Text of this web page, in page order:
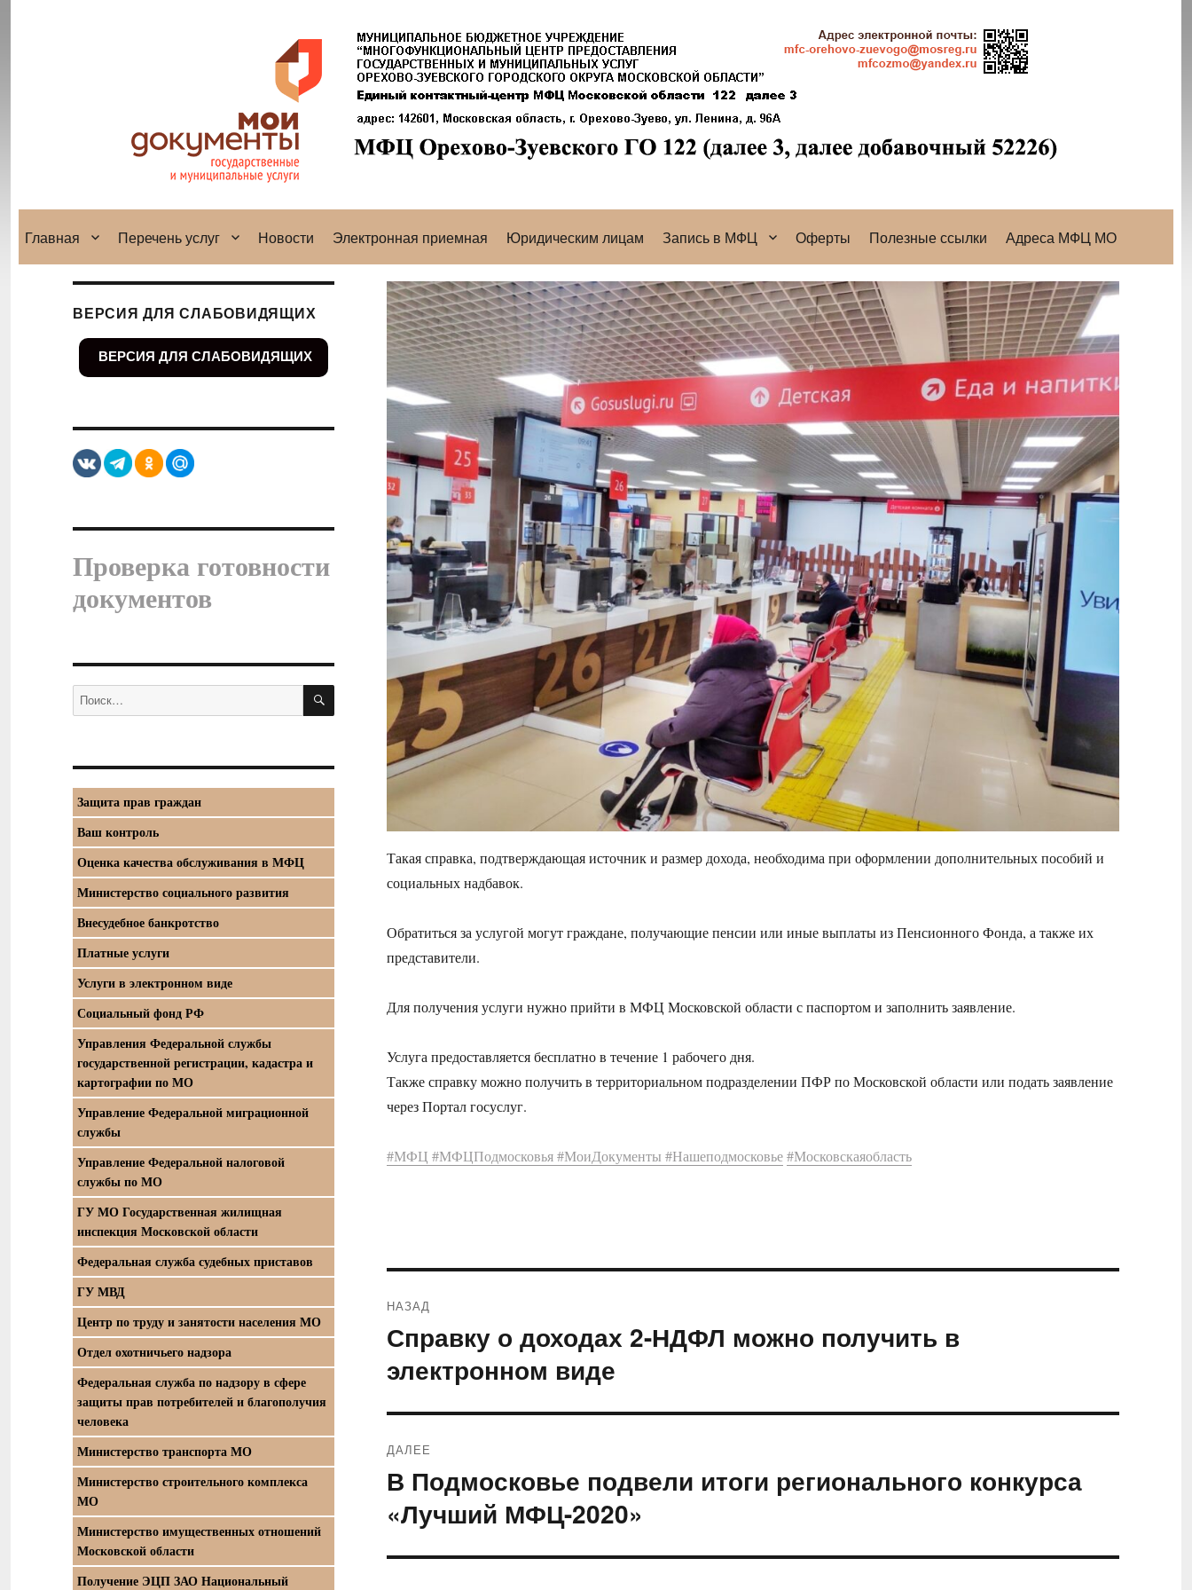
Главная Перечень услуг Новости Электронная приемная Юридическим лицам Запись в МФЦ Оферты Полезные ссылки Адреса МФЦ МО
Такая справка, подтверждающая источник и размер дохода, необходима при оформлении дополнительных пособий и
социальных надбавок.
Обратиться за услугой могут граждане, получающие пенсии или иные выплаты из Пенсионного Фонда, а также их
представители.
Для получения услуги нужно прийти в МФЦ Московской области с паспортом и заполнить заявление.
Услуга предоставляется бесплатно в течение 1 рабочего дня.
Также справку можно получить в территориальном подразделении ПФР по Московской области или подать заявление
через Портал госуслуг.
#МФЦ #МФЦПодмосковья#МоиДокументы #Нашеподмосковье#Московскаяобласть
по
записям
НАЗАД
Предыдущая
запись:
Справку о доходах 2-НДФЛ можно получить в
электронном виде
ДАЛЕЕ
Следующая
В Подмосковье подвели итоги регионального конкурса
«Лучший МФЦ-2020»
ВЕРСИЯ ДЛЯ СЛАБОВИДЯЩИХ
ВЕРСИЯ ДЛЯ СЛАБОВИДЯЩИХ
Проверка готовности
документов
Искать: ПОИСК
Защита прав граждан
Ваш контроль
Оценка качества обслуживания в МФЦ
Министерство социального развития
Внесудебное банкротство
Платные услуги
Услуги в электронном виде
Социальный фонд РФ
Управления Федеральной службы
государственной регистрации, кадастра и
картографии по МО
Управление Федеральной миграционной
службы
Управление Федеральной налоговой
службы по МО
ГУ МО Государственная жилищная
инспекция Московской области
Федеральная служба судебных приставов
ГУ МВД
Центр по труду и занятости населения МО
Отдел охотничьего надзора
Федеральная служба по надзору в сфере
защиты прав потребителей и благополучия
человека
Министерство транспорта МО
Министерство строительного комплекса
МО
Министерство имущественных отношений
Московской области
Получение ЭЦП ЗАО Национальный